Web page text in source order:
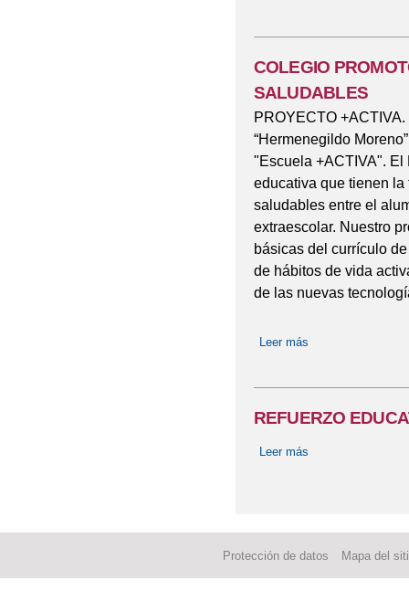
COLEGIO
SALUDABLES
PROYECTO
“Hermenegildo
"Escuela +ACTIVA". El
educativa que tienen
saludables entre el
extraescolar. Nuestro
básicas del currículo
de hábitos de vida
de las nuevas
Leer más
REFUERZO
Leer más
Protección de datos Mapa del